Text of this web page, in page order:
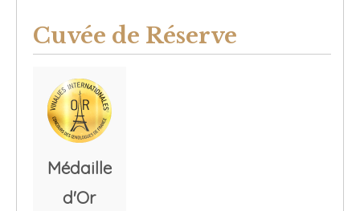
Cuvée de Réserve
Médaille
d'Or